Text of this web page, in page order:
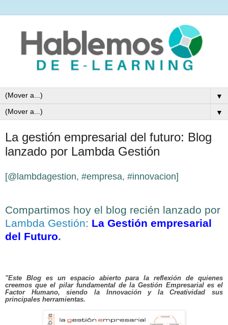
▼
▼
La gestión empresarial del futuro: Blog
lanzado por Lambda Gestión
[@lambdagestion, #empresa, #innovacion]
Compartimos hoy el blog recién lanzado por
Lambda Gestión: La Gestión empresarial
del Futuro.
"Este Blog es un espacio abierto para la reflexión de quienes
creemos que el pilar fundamental de la Gestión Empresarial es el
Factor Humano, siendo la Innovación y la Creatividad sus
principales herramientas.